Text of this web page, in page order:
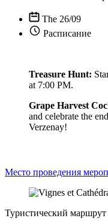
The 26/09
Расписание
Treasure Hunt:
at 7:00 PM.
Grape Harvest
and celebrate the
Verzenay!
Место проведения
Туристический маршрут